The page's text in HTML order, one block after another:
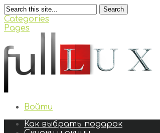
Search
Categories
Pages
Войти
Как выбрать подарок